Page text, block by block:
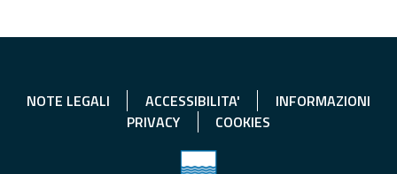
NOTE LEGALI ACCESSIBILITA'
INFORMAZIONI
PRIVACY
COOKIES